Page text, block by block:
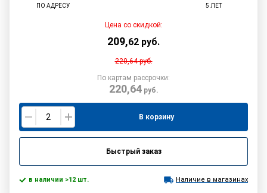
ПО АДРЕСУ
5 ЛЕТ
Цена со скидкой:
209,62 руб.
220,64руб.
По картам рассрочки:
220,64руб.
В корзину
Быстрый заказ
в наличии >12 шт. Наличие в магазинах